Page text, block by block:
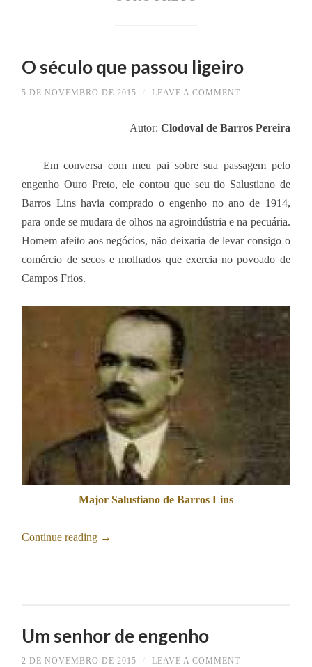
O século que passou ligeiro
5 DE NOVEMBRO DE 2015 LEAVE A COMMENT
Autor: Clodoval de Barros Pereira
Em conversa com meu pai sobre sua passagem pelo
engenho Ouro Preto, ele contou que seu tio Salustiano de
Barros Lins havia comprado o engenho no ano de 1914,
para onde se mudara de olhos na agroindústria e na pecuária.
Homem afeito aos negócios, não deixaria de levar consigo o
comércio de secos e molhados que exercia no povoado de
Campos Frios.
Major Salustiano de Barros Lins
Continue reading →
Um senhor de engenho
2 DE NOVEMBRO DE 2015 LEAVE A COMMENT